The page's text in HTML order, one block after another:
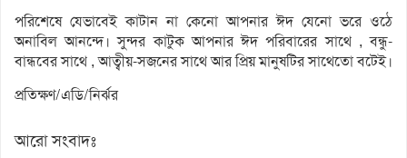
পরিশেষে যেভাবেই কাটান না কেনো আপনার ঈদ যেনো ভরে ওঠে
অনাবিল আনন্দে। সুন্দর কাটুক আপনার ঈদ পরিবারের সাথে , বন্ধু-
বান্ধবের সাথে , আত্বীয়-সজনের সাথে আর প্রিয় মানুষটির সাথেতো বটেই।
প্রতিক্ষণ/এডি/নির্ঝর
আরো সংবাদঃ